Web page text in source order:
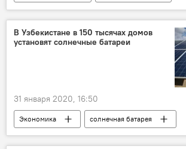
мошенничество
уголовное дело
Узбекистан
Ургенч
автомобили
машина
В Узбекистане в 150 тысячах домов
установят солнечные батареи
31 января 2020, 16:50
Экономика
солнечная батарея
Солнечная энергия
Узбекистан